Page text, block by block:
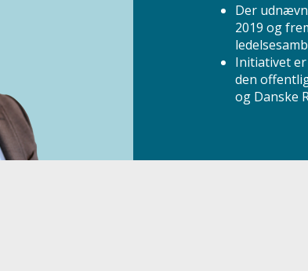
Der
2019 og
Initiativet
den
og Danske